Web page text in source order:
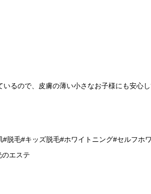
るので、皮膚の薄い小さなお子様にも安心
脱毛#キッズ脱毛#ホワイトニング#セルフホ
エステ